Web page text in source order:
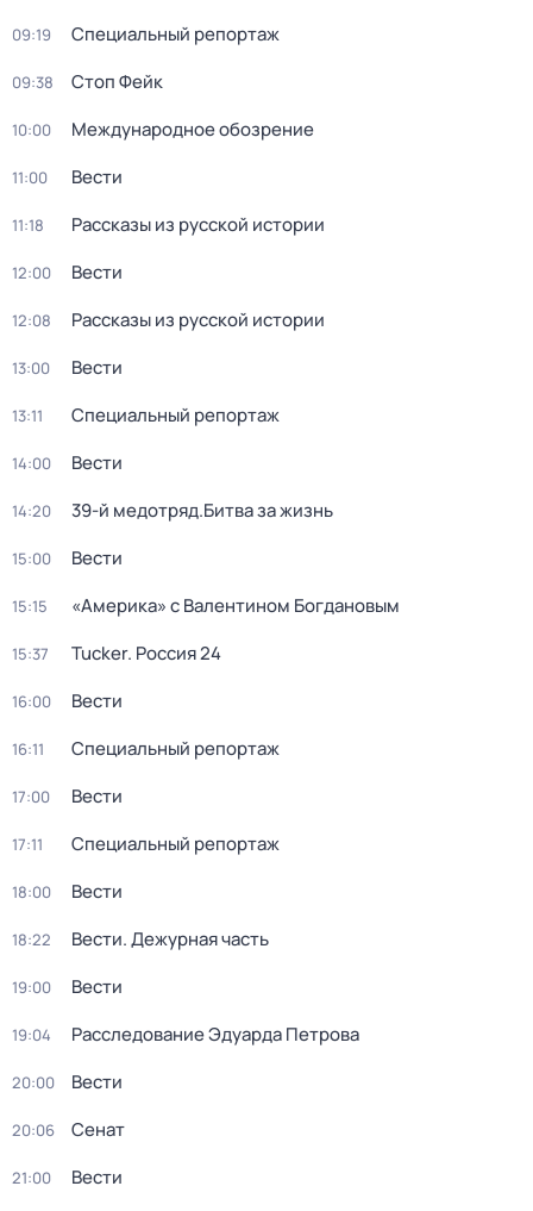
09:19 Специальный репортаж
09:38 Стоп Фейк
10:00 Международное обозрение
11:00 Вести
11:18 Рассказы из русской истории
12:00 Вести
12:08 Рассказы из русской истории
13:00 Вести
13:11 Специальный репортаж
14:00 Вести
14:20 39-й медотряд.Битва за жизнь
15:00 Вести
15:15 «Америка» с Валентином Богдановым
15:37 Tucker. Россия 24
16:00 Вести
16:11 Специальный репортаж
17:00 Вести
17:11 Специальный репортаж
18:00 Вести
18:22 Вести. Дежурная часть
19:00 Вести
19:04 Расследование Эдуарда Петрова
20:00 Вести
20:06 Сенат
21:00 Вести